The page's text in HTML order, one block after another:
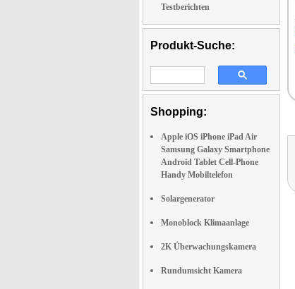
Testberichten
Produkt-Suche:
Shopping:
Apple iOS iPhone iPad Air
Samsung Galaxy Smartphone
Android Tablet Cell-Phone
Handy Mobiltelefon
Solargenerator
Monoblock Klimaanlage
2K Überwachungskamera
Rundumsicht Kamera